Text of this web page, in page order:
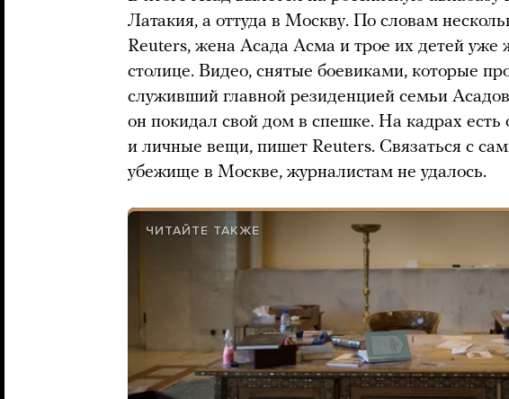
Латакия, а оттуда в Москву. По словам
Reuters, жена Асада Асма и трое их детей уже
столице. Видео, снятые боевиками, которые
служивший главной резиденцией семьи
он покидал свой дом в спешке. На кадрах есть
и личные вещи, пишет Reuters. Связаться с
убежище в Москве, журналистам не удалось.
ЧИТАЙТЕ ТАКЖЕ